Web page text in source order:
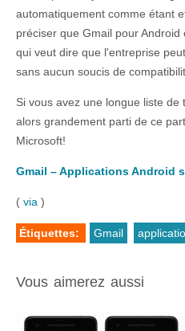
automatiquement comme étant
préciser que Gmail pour
qui veut dire que l'entreprise
sans aucun soucis de
Si vous avez une longue liste
alors grandement parti de ce
Microsoft!
Gmail – Applications Android
( via )
Étiquettes: Gmail
Vous aimerez aussi